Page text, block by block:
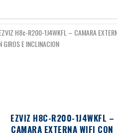
EZVIZ H8C-R200-1J4WKFL –
CAMARA EXTERNA WIFI CON